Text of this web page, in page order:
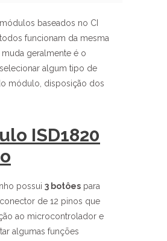
baseados no CI
todos funcionam da mesma
muda geralmente é o
algum tipo de
módulo, disposição dos
ISD1820
possui 3 botôes para
de 12 pinos que
ao microcontrolador e
algumas funções